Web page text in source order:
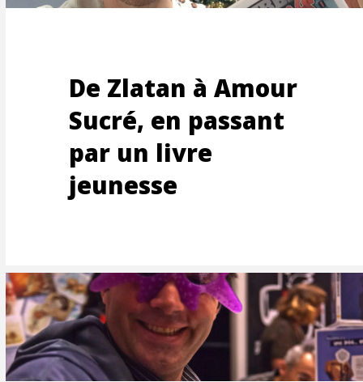
De Zlatan à Amour
Sucré, en passant
par un livre
jeunesse